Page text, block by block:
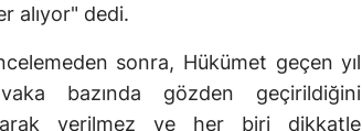
alıyor" dedi.
sonra, Hükümet geçen yıl
bazında gözden geçirildiğini
verilmez ve her biri dikkatle